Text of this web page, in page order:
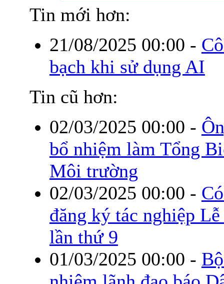
Tin mới hơn:
21/08/2025 00:00 -
bạch khi sử dụng AI
Tin cũ hơn:
02/03/2025 00:00 -
bổ nhiệm làm Tổng
Môi trường
02/03/2025 00:00 -
đăng ký tác nghiệp
lần thứ 9
01/03/2025 00:00 -